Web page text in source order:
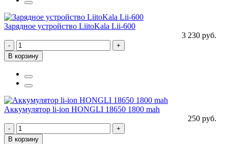
Зарядное устройство LiitoKala Lii-600
3 230 руб.
-
+
В корзину
Аккумулятор li-ion HONGLI 18650 1800 mah
250 руб.
-
+
В корзину